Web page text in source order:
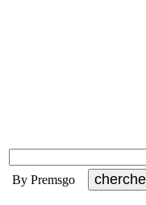
By Premsgo